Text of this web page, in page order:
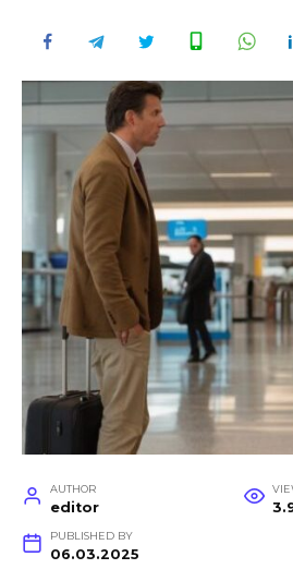
AUTHOR
editor
PUBLISHED BY
06.03.2025